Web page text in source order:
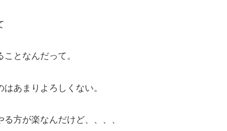
となんだって。
あまりよろしくない。
方が楽なんだけど、、、、